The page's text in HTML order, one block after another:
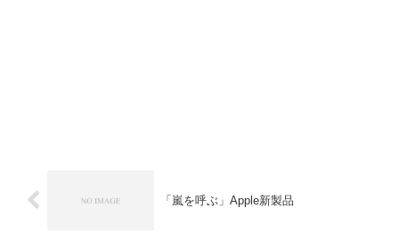
「嵐を呼ぶ」Apple新製品